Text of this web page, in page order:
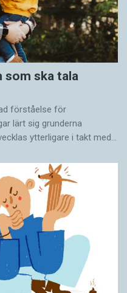
som ska tala
förståelse för
lärt sig grunderna
ytterligare i takt med…